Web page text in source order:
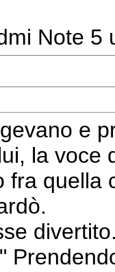
Note 5
e
la voce
fra quella